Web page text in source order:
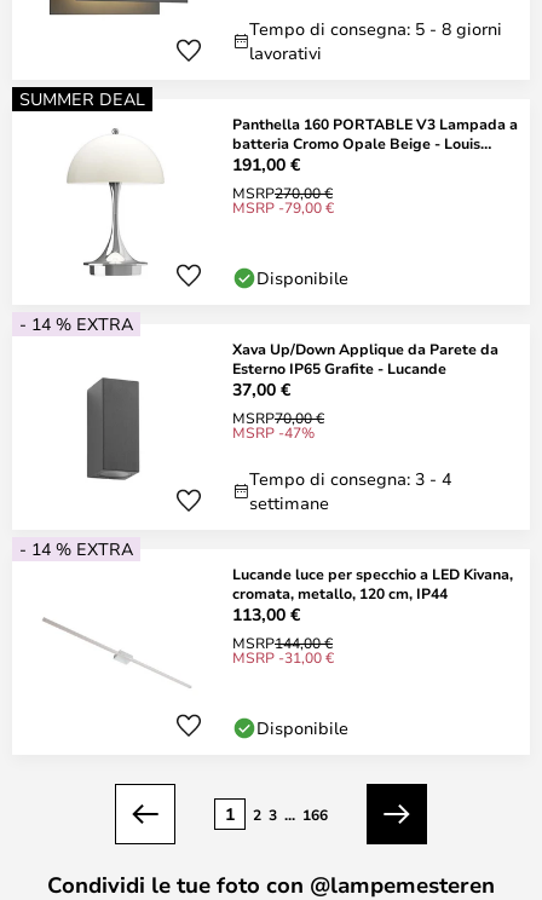
Tempo di consegna: 5 - 8 giorni
lavorativi
SUMMER DEAL
Panthella 160 PORTABLE V3 Lampada a
batteria Cromo Opale Beige - Louis
Poulsen
191,00 €
MSRP270,00 €
MSRP -79,00 €
Disponibile
- 14 % EXTRA
Xava Up/Down Applique da Parete da
Esterno IP65 Grafite - Lucande
37,00 €
MSRP70,00 €
MSRP -47%
Tempo di consegna: 3 - 4
settimane
- 14 % EXTRA
Lucande luce per specchio a LED Kivana,
cromata, metallo, 120 cm, IP44
113,00 €
MSRP144,00 €
MSRP -31,00 €
Disponibile
Precedente
1 2 3 ... 166
Prossimo
Condividi le tue foto con @lampemesteren